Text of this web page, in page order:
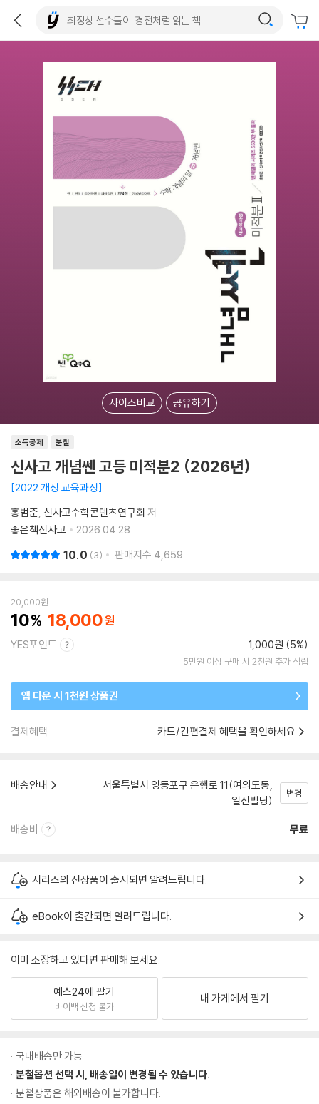
사이즈비교 공유하기
소득공제 분철
신사고 개념쎈 고등 미적분2 (2026년)
2022 개정 교육과정
홍범준 신사고수학콘텐츠연구회 저
좋은책신사고
2026.04.28.
10.0 3 판매지수 4,659
20,000원
10 18,000
YES포인트 1,000원 (5%)
5만원 이상 구매 시 2천원 추가 적립
앱 다운 시 1천원 상품권
결제혜택 카드/간편결제 혜택을 확인하세요
배송안내
서울특별시 영등포구 은행로 11(여의도동,
일신빌딩)
변경
배송비 무료
시리즈의 신상품이 출시되면 알려드립니다.
eBook이 출간되면 알려드립니다.
이미 소장하고 있다면 판매해 보세요.
예스24에 팔기
바이백 신청 불가
내 가게에서 팔기
국내배송만 가능
분철옵션 선택 시, 배송일이 변경될 수 있습니다.
분철상품은 해외배송이 불가합니다.